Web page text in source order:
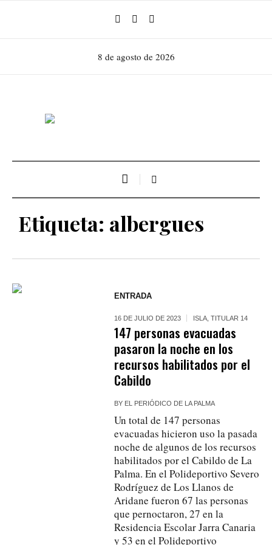
8 de agosto de 2026
Etiqueta: albergues
ENTRADA
16 DE JULIO DE 2023 ISLA ,TITULAR 14
147 personas evacuadas
pasaron la noche en los
recursos habilitados por el
Cabildo
BY EL PERIÓDICO DE LA PALMA
Un total de 147 personas
evacuadas hicieron uso la pasada
noche de algunos de los recursos
habilitados por el Cabildo de La
Palma. En el Polideportivo Severo
Rodríguez de Los Llanos de
Aridane fueron 67 las personas
que pernoctaron, 27 en la
Residencia Escolar Jarra Canaria
y 53 en el Polideportivo